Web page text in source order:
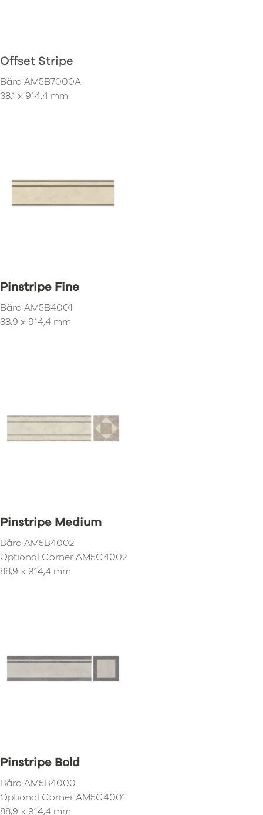
Offset Stripe
Bård AM5B7000A
38,1 x 914,4 mm
Pinstripe Fine
Bård AM5B4001
88,9 x 914,4 mm
Pinstripe Medium
Bård AM5B4002
Optional Corner AM5C4002
88,9 x 914,4 mm
Pinstripe Bold
Bård AM5B4000
Optional Corner AM5C4001
88,9 x 914,4 mm